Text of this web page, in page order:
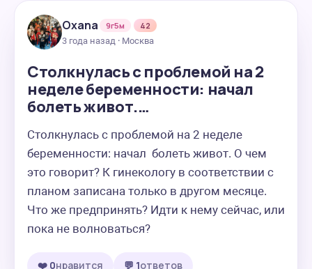
Oxana 9г5м
42
3 года назад · Москва
Столкнулась с проблемой на 2
неделе беременности: начал
болеть живот.…
Столкнулась с проблемой на 2 неделе
беременности: начал  болеть живот. О чем
это говорит? К гинекологу в соответствии с
планом записана только в другом месяце.
Что же предпринять? Идти к нему сейчас, или
пока не волноваться?
❤️ 0нравится 💬 1ответов